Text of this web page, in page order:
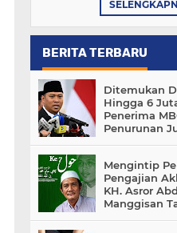
BERITA TERBARU
Ditemukan
Hingga 6
Penerima
Penurunan
Mengintip
Pengajian
KH. Asror
Manggisan